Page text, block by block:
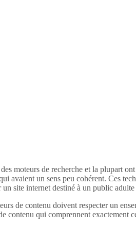
moteurs de recherche et la plupart
avaient un sens peu cohérent. Ces
un site internet destiné à un public
de contenu doivent respecter un
qui comprennent exactement